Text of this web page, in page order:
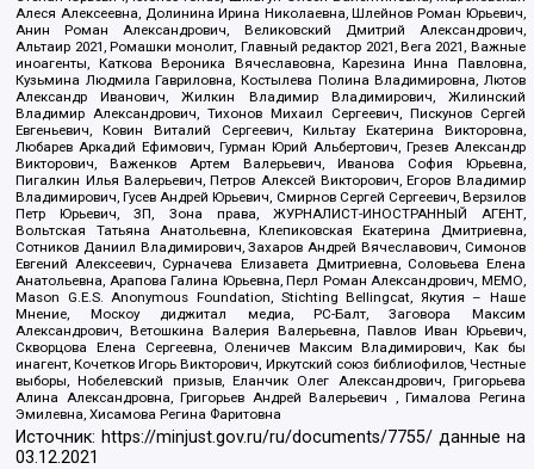
Алеся Алексеевна, Долинина Ирина Николаевна, Шлейнов Роман Юрьевич,
Анин Роман Александрович, Великовский Дмитрий Александрович,
Альтаир 2021, Ромашки монолит, Главный редактор 2021, Вега 2021, Важные
иноагенты, Каткова Вероника Вячеславовна, Карезина Инна Павловна,
Кузьмина Людмила Гавриловна, Костылева Полина Владимировна, Лютов
Александр Иванович, Жилкин Владимир Владимирович, Жилинский
Владимир Александрович, Тихонов Михаил Сергеевич, Пискунов Сергей
Евгеньевич, Ковин Виталий Сергеевич, Кильтау Екатерина Викторовна,
Любарев Аркадий Ефимович, Гурман Юрий Альбертович, Грезев Александр
Викторович, Важенков Артем Валерьевич, Иванова София Юрьевна,
Пигалкин Илья Валерьевич, Петров Алексей Викторович, Егоров Владимир
Владимирович, Гусев Андрей Юрьевич, Смирнов Сергей Сергеевич, Верзилов
Петр Юрьевич, ЗП, Зона права, ЖУРНАЛИСТ-ИНОСТРАННЫЙ АГЕНТ,
Вольтская Татьяна Анатольевна, Клепиковская Екатерина Дмитриевна,
Сотников Даниил Владимирович, Захаров Андрей Вячеславович, Симонов
Евгений Алексеевич, Сурначева Елизавета Дмитриевна, Соловьева Елена
Анатольевна, Арапова Галина Юрьевна, Перл Роман Александрович, МЕМО,
Mason G.E.S. Anonymous Foundation, Stichting Bellingcat, Якутия – Наше
Мнение, Москоу диджитал медиа, РС-Балт, Заговора Максим
Александрович, Ветошкина Валерия Валерьевна, Павлов Иван Юрьевич,
Скворцова Елена Сергеевна, Оленичев Максим Владимирович, Как бы
инагент, Кочетков Игорь Викторович, Иркутский союз библиофилов, Честные
выборы, Нобелевский призыв, Еланчик Олег Александрович, Григорьева
Алина Александровна, Григорьев Андрей Валерьевич , Гималова Регина
Эмилевна, Хисамова Регина Фаритовна
Источник: https://minjust.gov.ru/ru/documents/7755/ данные на
03.12.2021